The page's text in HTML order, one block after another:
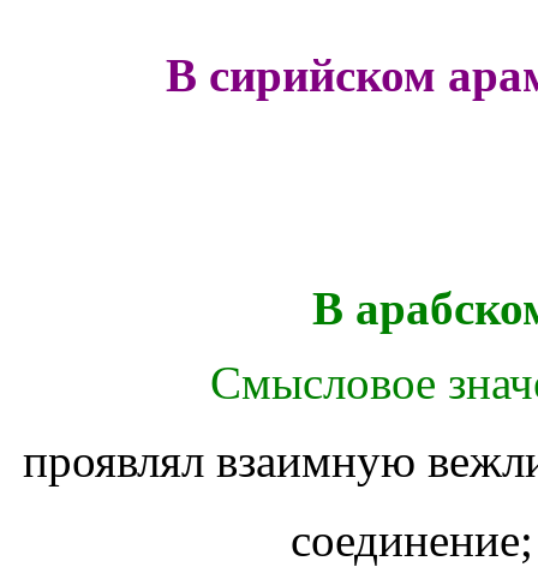
В сирийском
В
Смысловое
проявлял взаимную